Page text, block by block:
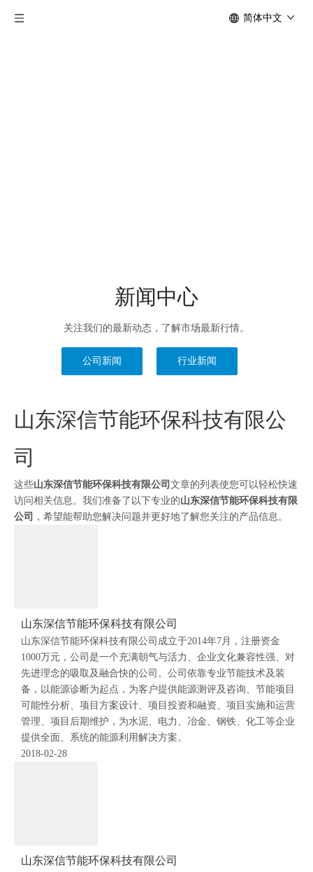
简体中文
新闻中心
关注我们的最新动态，了解市场最新行情。
公司新闻 行业新闻
山东深信节能环保科技有限公
司
这些山东深信节能环保科技有限公司 文章的列表使您可以轻松快速
访问相关信息。我们准备了以下专业的山东深信节能环保科技有限
公司
，希望能帮助您解决问题并更好地了解您关注的产品信息。
山东深信节能环保科技有限公司
山东深信节能环保科技有限公司成立于2014年7月，注册资金
1000万元，公司是一个充满朝气与活力、企业文化兼容性强、对
先进理念的吸取及融合快的公司。公司依靠专业节能技术及装
备，以能源诊断为起点，为客户提供能源测评及咨询、节能项目
可能性分析、项目方案设计、项目投资和融资、项目实施和运营
管理、项目后期维护，为水泥、电力、冶金、钢铁、化工等企业
提供全面、系统的能源利用解决方案。
2018-02-28
山东深信节能环保科技有限公司